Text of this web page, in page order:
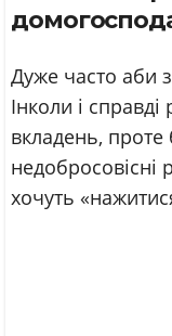
Дуже часто аби
Інколи і
вкладень,
недобросовісні
хочуть